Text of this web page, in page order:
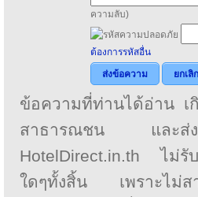
ความลับ)
ต้องการรหัสอื่น
ส่งข้อความ
ยกเลิก
ข้อความที่ท่านได้อ่าน เ
สาธารณชน และส่งขึ้
HotelDirect.in.th ไม่รั
ใดๆทั้งสิ้น เพราะไม่สา